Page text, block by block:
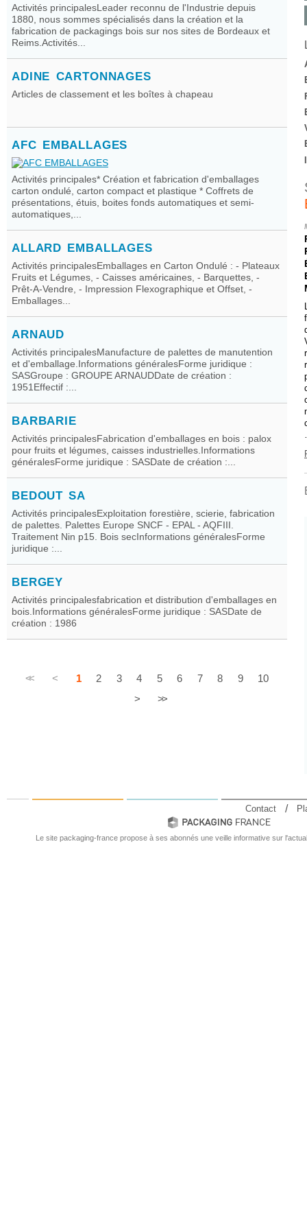
Activités principalesLeader reconnu de l'Industrie depuis
1880, nous sommes spécialisés dans la création et la
fabrication de packagings bois sur nos sites de Bordeaux et
Reims.Activités...
ADINE CARTONNAGES
Articles de classement et les boîtes à chapeau
AFC EMBALLAGES
Activités principales* Création et fabrication d'emballages
carton ondulé, carton compact et plastique * Coffrets de
présentations, étuis, boites fonds automatiques et semi-
automatiques,...
ALLARD EMBALLAGES
Activités principalesEmballages en Carton Ondulé : - Plateaux
Fruits et Légumes, - Caisses américaines, - Barquettes, -
Prêt-A-Vendre, - Impression Flexographique et Offset, -
Emballages...
ARNAUD
Activités principalesManufacture de palettes de manutention
et d'emballage.Informations généralesForme juridique :
SASGroupe : GROUPE ARNAUDDate de création :
1951Effectif :...
BARBARIE
Activités principalesFabrication d'emballages en bois : palox
pour fruits et légumes, caisses industrielles.Informations
généralesForme juridique : SASDate de création :...
BEDOUT SA
Activités principalesExploitation forestière, scierie, fabrication
de palettes. Palettes Europe SNCF - EPAL - AQFIII.
Traitement Nin p15. Bois secInformations généralesForme
juridique :...
BERGEY
Activités principalesfabrication et distribution d'emballages en
bois.Informations généralesForme juridique : SASDate de
création : 1986
<< < 1 2 3 4 5 6 7 8 9
10
>
>>
Le site packaging-france propose à ses abonnés une veille informative sur
Contact